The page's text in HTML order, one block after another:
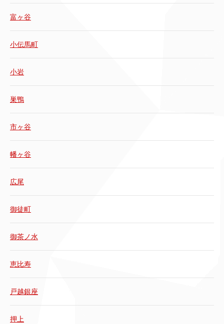
富ヶ谷
小伝馬町
小岩
巣鴨
市ヶ谷
幡ヶ谷
広尾
御徒町
御茶ノ水
恵比寿
戸越銀座
押上